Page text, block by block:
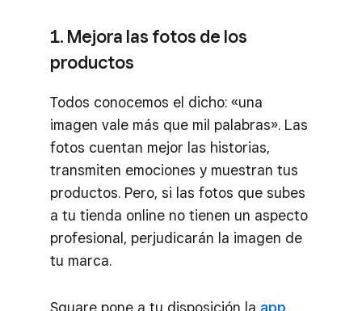
1. Mejora las fotos de los
productos
Todos conocemos el dicho: «una
imagen vale más que mil palabras». Las
fotos cuentan mejor las historias,
transmiten emociones y muestran tus
productos. Pero, si las fotos que subes
a tu tienda online no tienen un aspecto
profesional, perjudicarán la imagen de
tu marca.
Square pone a tu disposición la app